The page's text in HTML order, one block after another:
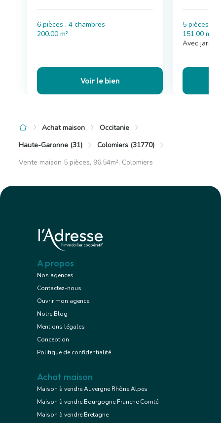
6 pièces , 4 chambres
200.00 m²
Voir le bien
5 pièces , 4
151.00 m²
Avec
Achat maison
Occitanie
Haute-Garonne (31)
Colomiers (31770)
Vente maison 5 pièces, 96.54m², Colomiers
A propos
Nos agences
Contactez-nous
Ouvrir mon agence
Notre Blog
Mentions légales
Conception
Politique de confidentialité
Achat maison
Maison à vendre Auvergne Rhône Alpes
Maison à vendre Bourgogne Franche Comté
Maison à vendre Bretagne